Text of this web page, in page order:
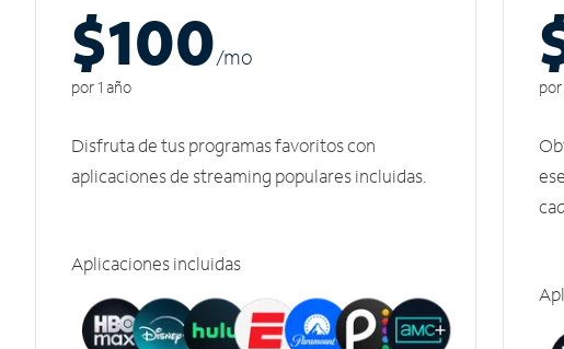
$100/mo
por 1 año
Disfruta de tus programas favoritos con
aplicaciones de streaming populares incluidas.
Aplicaciones incluidas
por